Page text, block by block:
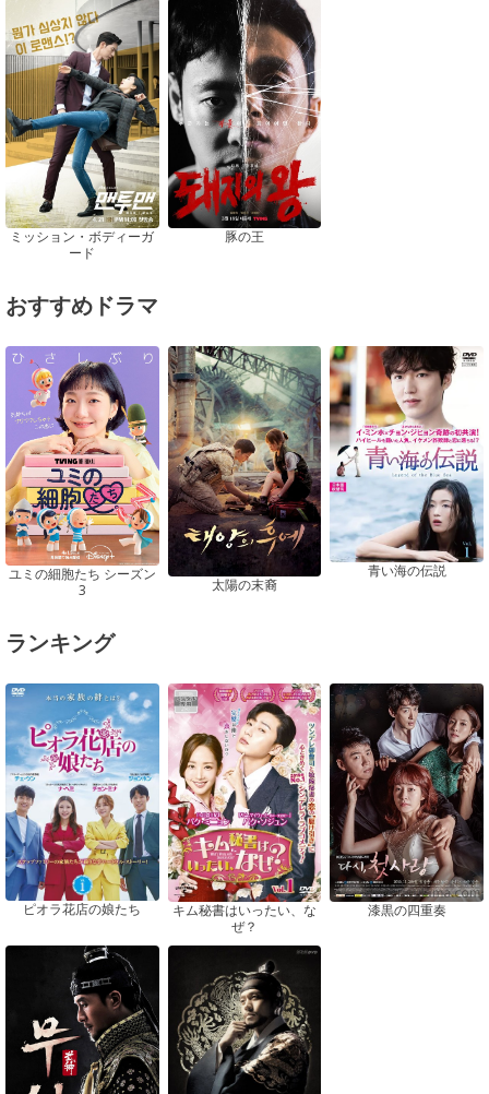
ミッション・ボディーガ
ード
豚の王
おすすめドラマ
ユミの細胞たち シーズン
3
太陽の末裔
青い海の伝説
ランキング
ピオラ花店の娘たち
キム秘書はいったい、な
ぜ？
漆黒の四重奏